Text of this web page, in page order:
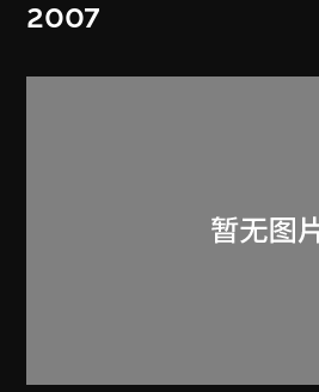
2007